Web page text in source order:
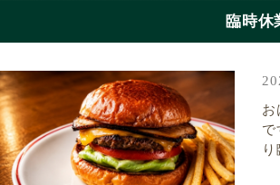
臨時休
お
で